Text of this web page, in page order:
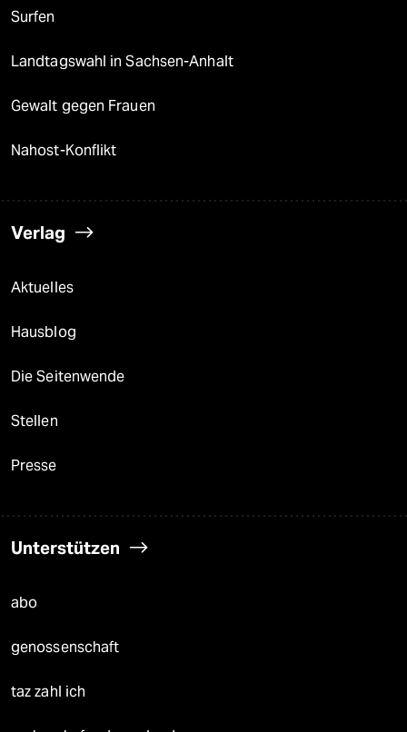
Surfen
Landtagswahl in Sachsen-Anhalt
Gewalt gegen Frauen
Nahost-Konflikt
Verlag
Aktuelles
Hausblog
Die Seitenwende
Stellen
Presse
Unterstützen
abo
genossenschaft
taz zahl ich